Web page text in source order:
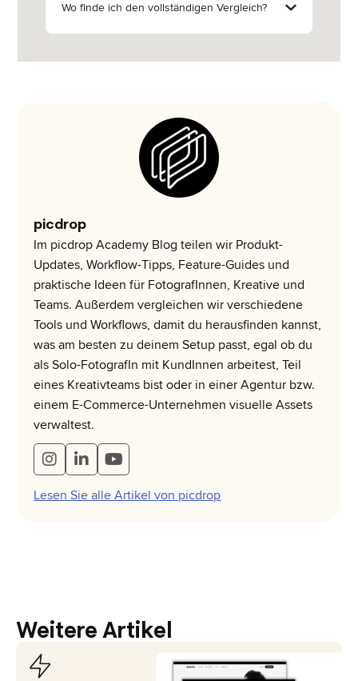
Wo finde ich den vollständigen Vergleich?
picdrop
Im picdrop Academy Blog teilen wir Produkt-
Updates, Workflow-Tipps, Feature-Guides und
praktische Ideen für FotografInnen, Kreative und
Teams. Außerdem vergleichen wir verschiedene
Tools und Workflows, damit du herausfinden kannst,
was am besten zu deinem Setup passt, egal ob du
als Solo-FotografIn mit KundInnen arbeitest, Teil
eines Kreativteams bist oder in einer Agentur bzw.
einem E-Commerce-Unternehmen visuelle Assets
verwaltest.
Lesen Sie alle Artikel von picdrop
Weitere Artikel